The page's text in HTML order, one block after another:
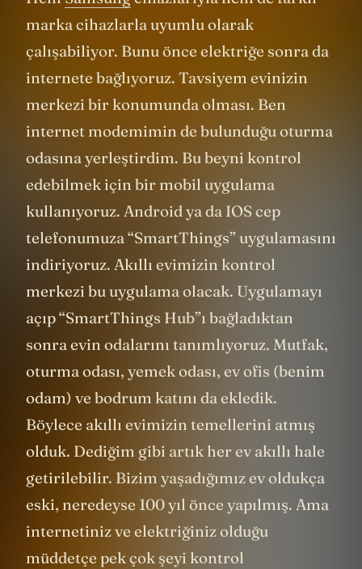
marka cihazlarla uyumlu olarak
çalışabiliyor. Bunu önce elektriğe sonra da
internete bağlıyoruz. Tavsiyem evinizin
merkezi bir konumunda olması. Ben
internet modemimin de bulunduğu oturma
odasına yerleştirdim. Bu beyni kontrol
edebilmek için bir mobil uygulama
kullanıyoruz. Android ya da IOS cep
telefonumuza “SmartThings” uygulamasını
indiriyoruz. Akıllı evimizin kontrol
merkezi bu uygulama olacak. Uygulamayı
açıp “SmartThings Hub”ı bağladıktan
sonra evin odalarını tanımlıyoruz. Mutfak,
oturma odası, yemek odası, ev ofis (benim
odam) ve bodrum katını da ekledik.
Böylece akıllı evimizin temellerini atmış
olduk. Dediğim gibi artık her ev akıllı hale
getirilebilir. Bizim yaşadığımız ev oldukça
eski, neredeyse 100 yıl önce yapılmış. Ama
internetiniz ve elektriğiniz olduğu
müddetçe pek çok şeyi kontrol